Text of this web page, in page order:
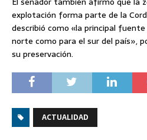
explotación forma parte de la
describió como «la principal
norte como para el sur del país»,
su preservación.
ACTUALIDAD